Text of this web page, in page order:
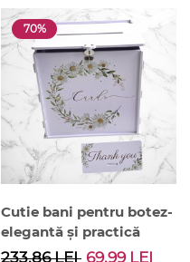
70%
Cutie bani pentru botez-
elegantă și practică
233.86 LEI 69.99 LEI